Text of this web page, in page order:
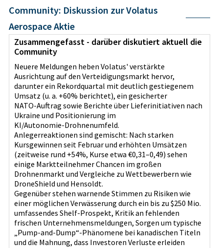
Community: Diskussion zur Volatus
Aerospace Aktie
Zusammengefasst - darüber diskutiert aktuell die
Community
Neuere Meldungen heben Volatus' verstärkte
Ausrichtung auf den Verteidigungsmarkt hervor,
darunter ein Rekordquartal mit deutlich gestiegenem
Umsatz (u. a. +60% berichtet), ein gesicherter
NATO‑Auftrag sowie Berichte über Lieferinitiativen nach
Ukraine und Positionierung im
KI/Autonomie‑Drohnenumfeld.
Anlegerreaktionen sind gemischt: Nach starken
Kursgewinnen seit Februar und erhöhten Umsätzen
(zeitweise rund +54%, Kurse etwa €0,31–0,49) sehen
einige Marktteilnehmer Chancen im großen
Drohnenmarkt und Vergleiche zu Wettbewerbern wie
DroneShield und Hensoldt.
Gegenüber stehen warnende Stimmen zu Risiken wie
einer möglichen Verwässerung durch ein bis zu $250 Mio.
umfassendes Shelf‑Prospekt, Kritik an fehlenden
frischen Unternehmensmeldungen, Sorgen um typische
„Pump‑and‑Dump“-Phänomene bei kanadischen Titeln
und die Mahnung, dass Investoren Verluste erleiden